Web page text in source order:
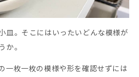
皿。そこにはいったいどんな模様が
か。
一枚一枚の模様や形を確認せずには